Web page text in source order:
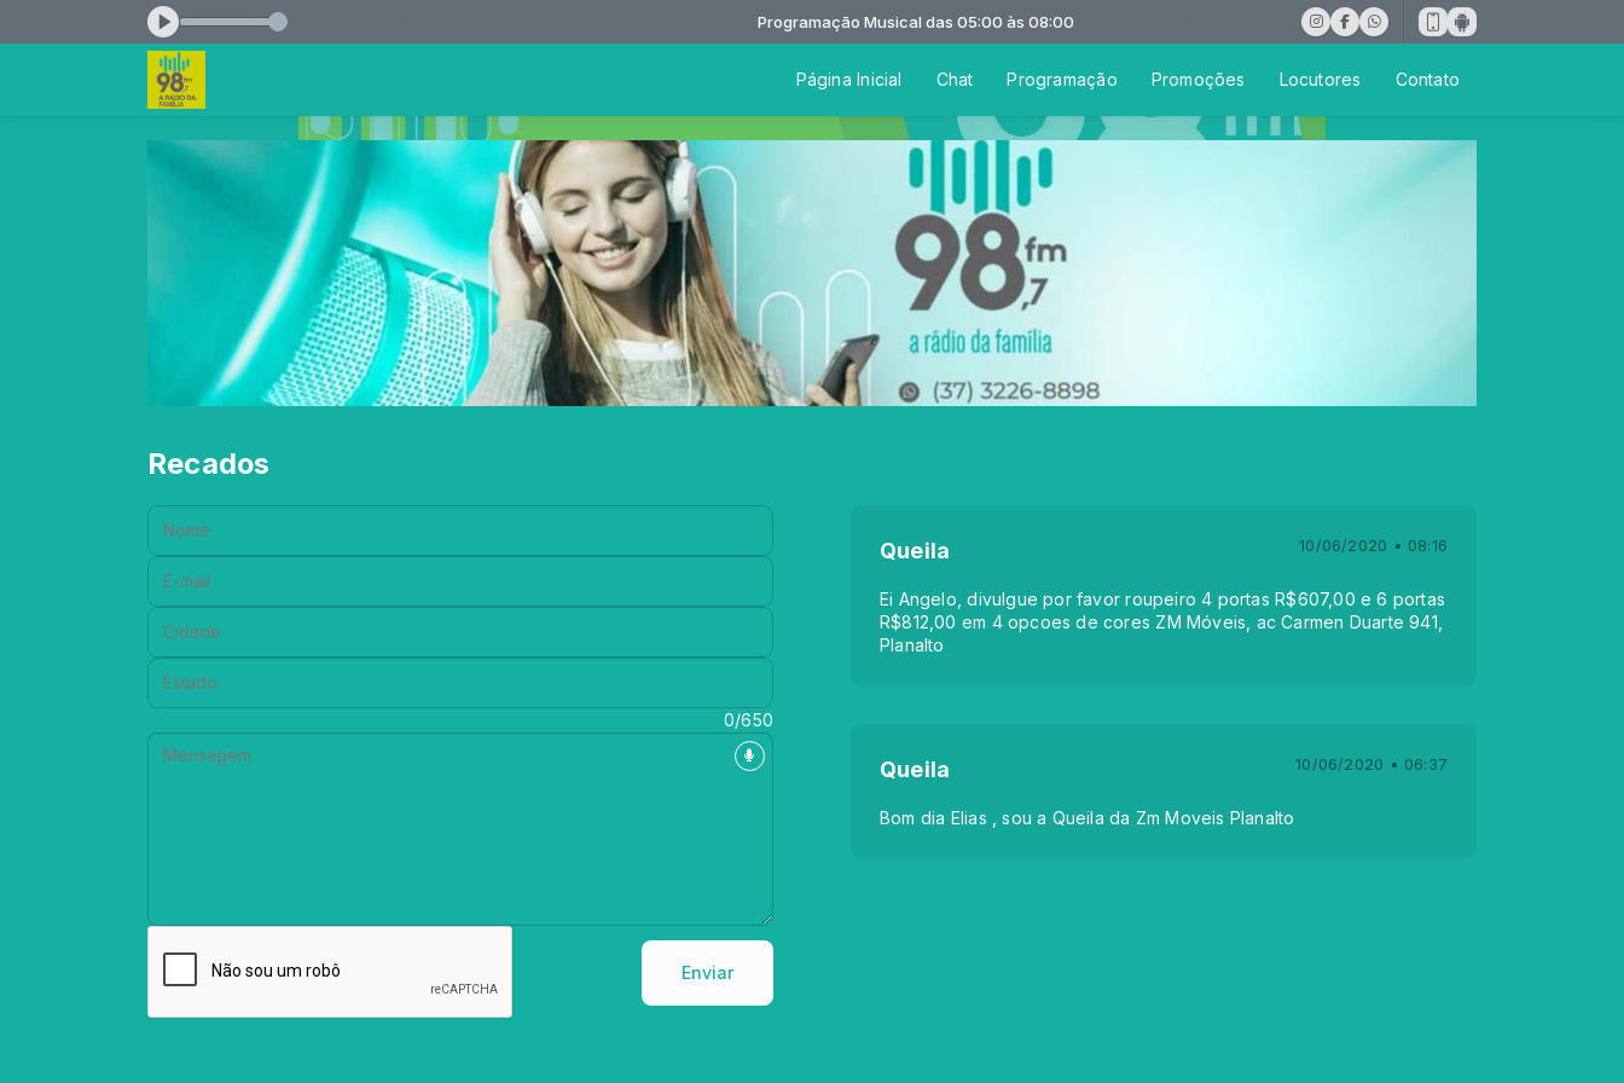
Programação Musical das 05:00 às 08:00
Página Inicial Chat Programação Promoções Locutores Contato
Recados
Nome:
E-mail:
Cidade:
Estado:
0/650
Enviar
Queila 10/06/2020 • 08:16
Ei Angelo, divulgue por favor roupeiro 4 portas R$607,00 e 6 portas
R$812,00 em 4 opcoes de cores ZM Móveis, ac Carmen Duarte 941,
Planalto
Queila 10/06/2020 • 06:37
Bom dia Elias , sou a Queila da Zm Moveis Planalto